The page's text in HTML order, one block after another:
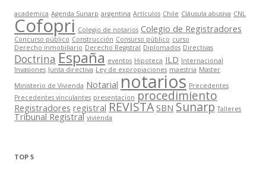
academica Agenda Sunarp argentina Artículos Chile Cláusula abusiva CNL
Cofopri Colegio de notarios Colegio de Registradores
Concurso público Construcción Consurso público curso
Derecho inmobiliario Derecho Registral Diplomados Directivas
Doctrina España eventos Hipoteca ILD Internacional
Invasiones Junta directiva Ley de expropiaciones maestria Master
Ministerio de Vivienda Notarial notarios Precedentes
Precedentes vinculantes presentacion procedimiento
Registradores registral REVISTA SBN Sunarp Talleres
Tribunal Registral vivienda
TOP 5